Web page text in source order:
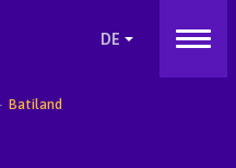
Batiland